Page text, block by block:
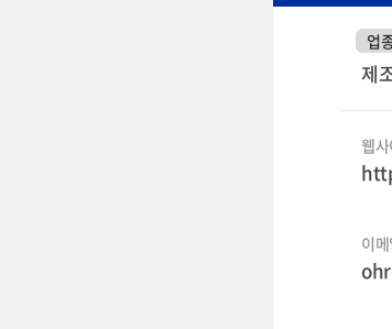
업
제
웹
이메